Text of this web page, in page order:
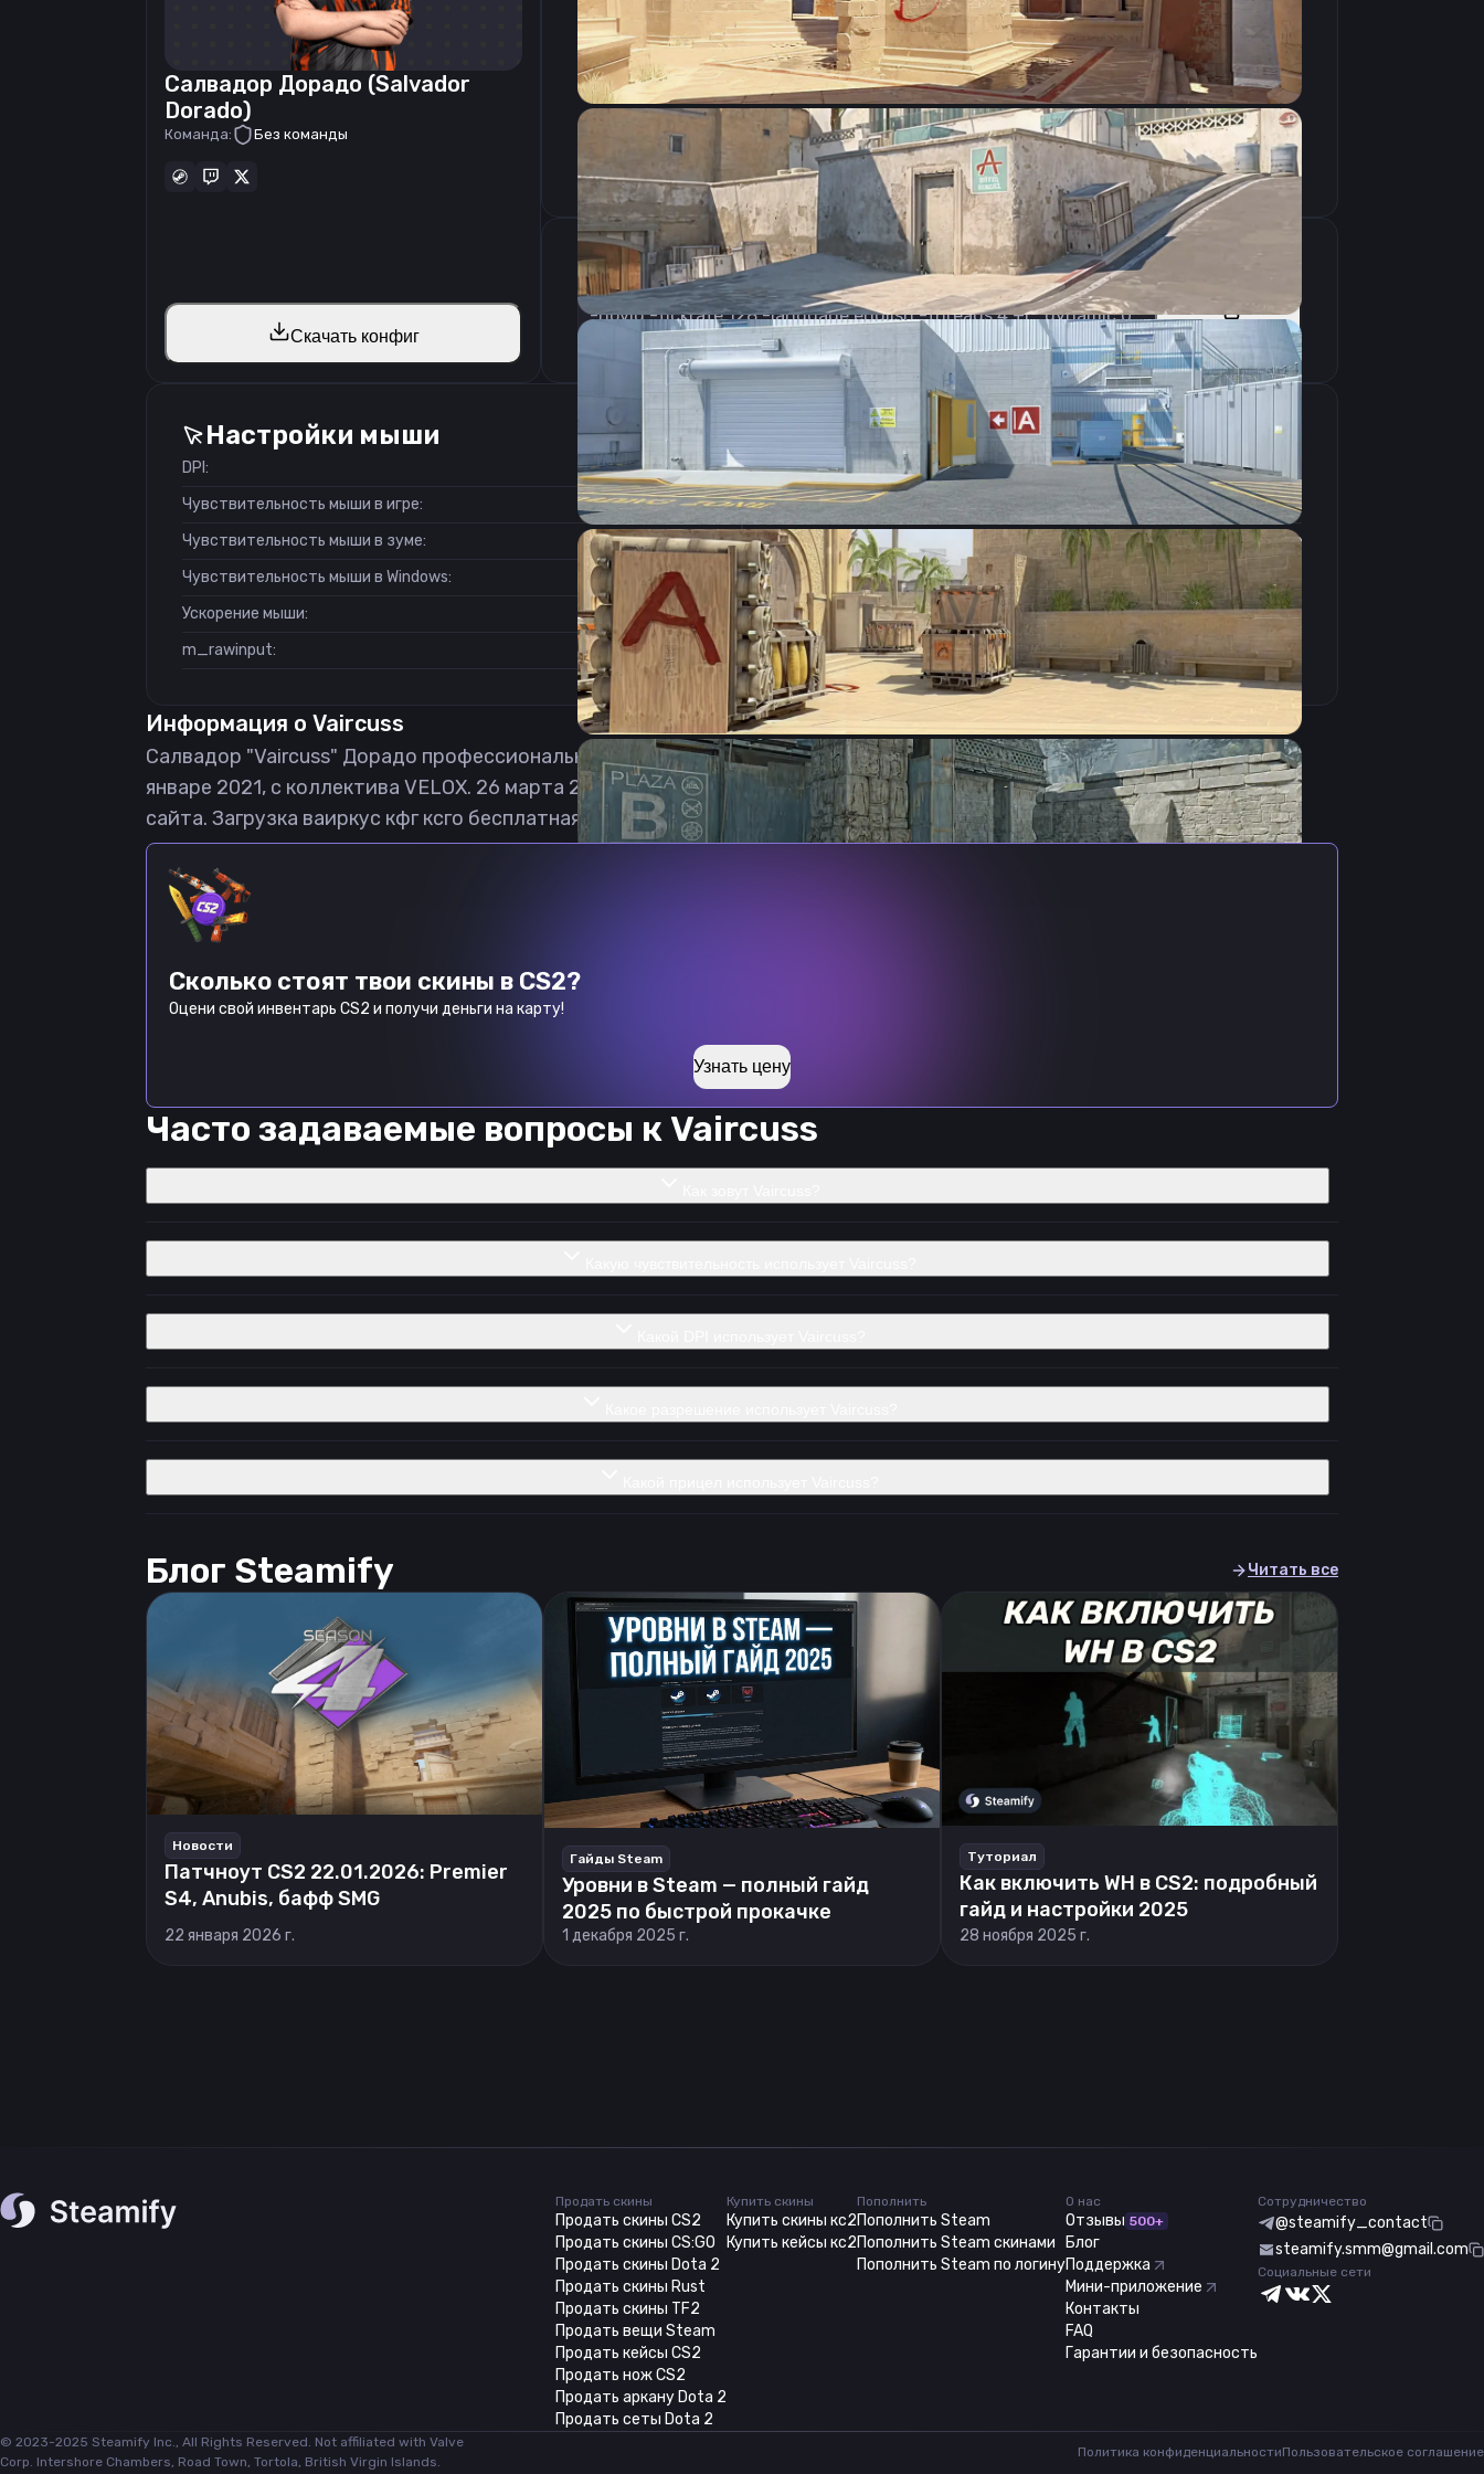
Салвадор Дорадо (Salvador
Dorado)
Команда: Без команды
Скачать конфиг
CSGO-Hc74Q-9GYMT-68b9K-bc6qE-AerVQ
Скопировать
Параметры запуска
-novid -tickrate 128 -language english -threads 4 +r_dynamic 0 +snd_use_hrtf 0 -refresh 240 -freq 240 +fps_max 999
Скопировать
Настройки мыши
DPI:
800
Чувствительность мыши в игре:
1.14
Чувствительность мыши в зуме:
0.85
Чувствительность мыши в Windows:
6/11
Ускорение мыши:
0
m_rawinput:
1
Настройки экрана
Разрешение
1280×960
Соотношение сторон
4:3
Формат изображения
Растянутое
Частота обновления
Информация о Vaircuss
Салвадор "Vaircuss" Дорадо профессиональный Counter-Strike: Global Offensive игрок из Испании. Свою карьеру начал в
январе 2021, с коллектива VELOX. 26 марта 2021 стал играть в x6tence. Скачать Vaircuss cfg csgo можно лишь с нашего
сайта. Загрузка ваиркус кфг ксго бесплатная.
Сколько стоят твои скины в CS2?
Оцени свой инвентарь CS2 и получи деньги на карту!
Узнать цену
Часто задаваемые вопросы к Vaircuss
Блог Steamify Читать все
Новости
Патчноут CS2 22.01.2026: Premier
S4, Anubis, бафф SMG
22 января 2026 г.
Гайды Steam
Уровни в Steam — полный гайд
2025 по быстрой прокачке
1 декабря 2025 г.
Туториал
Как включить WH в CS2: подробный
гайд и настройки 2025
28 ноября 2025 г.
Продать скины
Продать скины CS2
Продать скины CS:GO
Продать скины Dota 2
Продать скины Rust
Продать скины TF2
Продать вещи Steam
Продать кейсы CS2
Продать нож CS2
Продать аркану Dota 2
Продать сеты Dota 2
Купить скины
Купить скины кс2
Купить кейсы кс2
Пополнить
Пополнить Steam
Пополнить Steam скинами
Пополнить Steam по логину
О нас
Отзывы 500+
Блог
Поддержка
Мини-приложение
Контакты
FAQ
Гарантии и безопасность
Сотрудничество
@steamify_contact
steamify.smm@gmail.com
Социальные сети
© 2023-2025 Steamify Inc., All Rights Reserved. Not affiliated with Valve
Corp. Intershore Chambers, Road Town, Tortola, British Virgin Islands.
Политика конфиденциальностиПользовательское соглашение